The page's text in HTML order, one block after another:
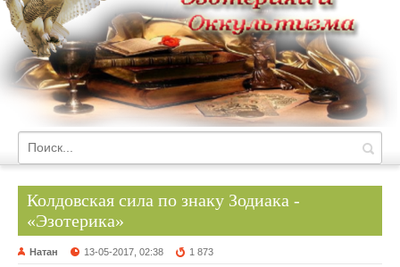
Колдовская сила по знаку Зодиака -
«Эзотерика»
Натан 13-05-2017, 02:38 1 873